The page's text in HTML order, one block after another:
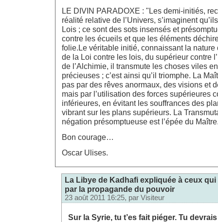
LE DIVIN PARADOXE : "Les demi-initiés,
réalité relative de l’Univers, s’imaginent
Lois ; ce sont des sots insensés et
contre les écueils et que les éléments
folie.Le véritable initié, connaissant la nature
de la Loi contre les lois, du supérieur contre
de l’Alchimie, il transmute les choses viles
précieuses ; c’est ainsi qu’il triomphe. La
pas par des rêves anormaux, des visions et
mais par l’utilisation des forces supérieures
inférieures, en évitant les souffrances des
vibrant sur les plans supérieurs. La
négation présomptueuse est l’épée du
Bon courage…
Oscar Ulises.
La Libye de Kadhafi expliquée à ceux
par la propagande du pouvoir
23 août 2011 16:25, par Visiteur
Sur la Syrie, tu t’es fait piéger. Tu